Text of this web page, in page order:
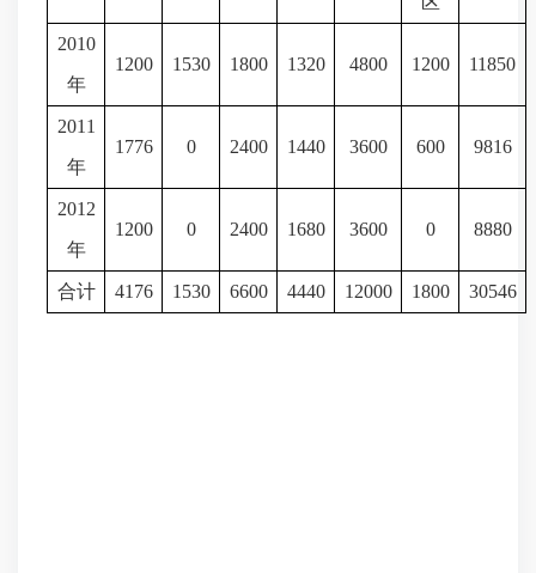
2010
年
1200 1530 1800 1320 4800 1200 11850
2011
年
1776 0 2400 1440 3600 600 9816
2012
年
1200 0 2400 1680 3600 0 8880
合计 4176 1530 6600 4440 12000 1800 30546